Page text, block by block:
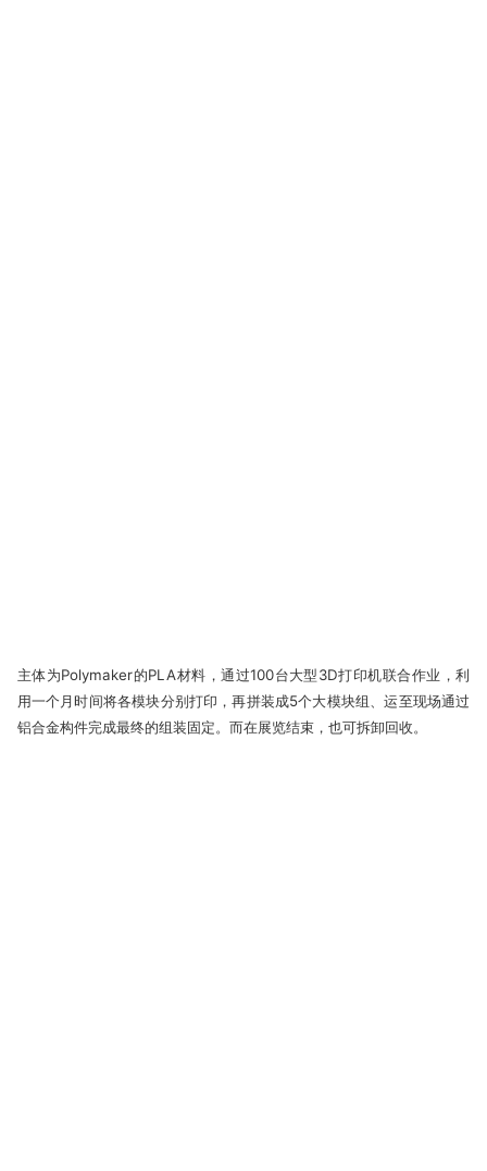
主体为Polymaker的PLA材料，通过100台大型3D打印机联合作业，利
用一个月时间将各模块分别打印，再拼装成5个大模块组、运至现场通过
铝合金构件完成最终的组装固定。而在展览结束，也可拆卸回收。